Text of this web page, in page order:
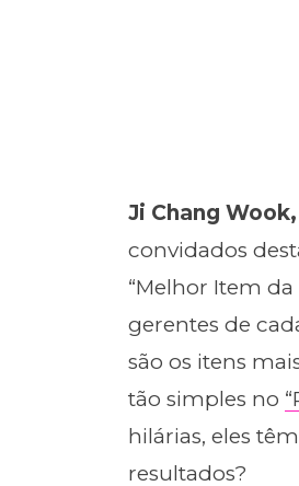
Ji Chang
convidados
“Melhor Item
gerentes de
são os itens
tão simples no
hilárias, eles
resultados?